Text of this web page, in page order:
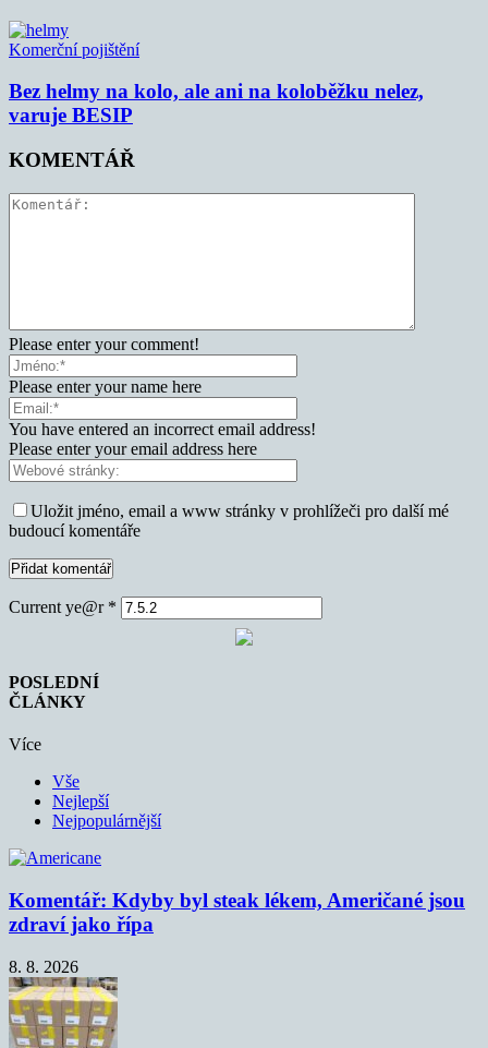
Komerční pojištění
Bez helmy na kolo, ale ani na koloběžku nelez,
varuje BESIP
KOMENTÁŘ
Please enter your comment!
Please enter your name here
You have entered an incorrect email address!
Please enter your email address here
Uložit jméno, email a www stránky v prohlížeči pro další mé
budoucí komentáře
Current ye@r *
POSLEDNÍ
ČLÁNKY
Více
Vše
Nejlepší
Nejpopulárnější
Komentář: Kdyby byl steak lékem, Američané jsou
zdraví jako řípa
8. 8. 2026